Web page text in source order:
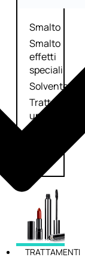
Smalto
Smalto
effetti
speciali
Solvente
Trattamenti
unghie
TRATTAMENTI